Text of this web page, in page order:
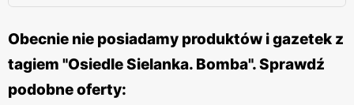
Obecnie nie posiadamy produktów i gazetek z
tagiem "Osiedle Sielanka. Bomba". Sprawdź
podobne oferty: